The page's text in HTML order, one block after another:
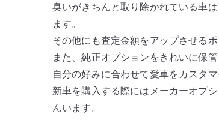
臭いがきちんと取り除かれている車
ます。
その他にも査定金額をアップさせる
また、純正オプションをきれいに保
自分の好みに合わせて愛車をカスタ
新車を購入する際にはメーカーオプ
んいます。